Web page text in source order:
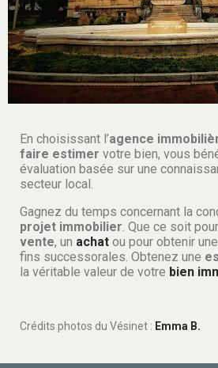
En choisissant l’agence
faire estimer votre bien, vous
évaluation basée sur une
secteur local.
Gagnez du temps concernant la
projet immobilier. Que ce soit
vente, un achat ou pour obtenir
fins successorales. Obtenez une
la véritable valeur de votre bien
Crédits photos du Vésinet : Emma B.